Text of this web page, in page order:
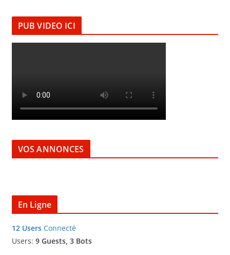
PUB VIDEO ICI
VOS ANNONCES
En Ligne
12 UsersConnecté
Users: 9 Guests, 3 Bots